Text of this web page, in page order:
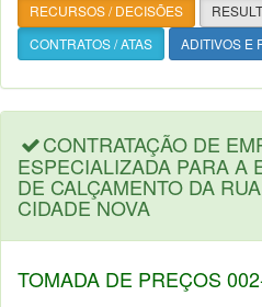
RECURSOS / DECISÕES
CONTRATOS / ATAS
ADITIVOS E
CONTRATAÇÃO DE
ESPECIALIZADA PARA A
DE CALÇAMENTO DA
CIDADE NOVA
TOMADA DE PREÇOS